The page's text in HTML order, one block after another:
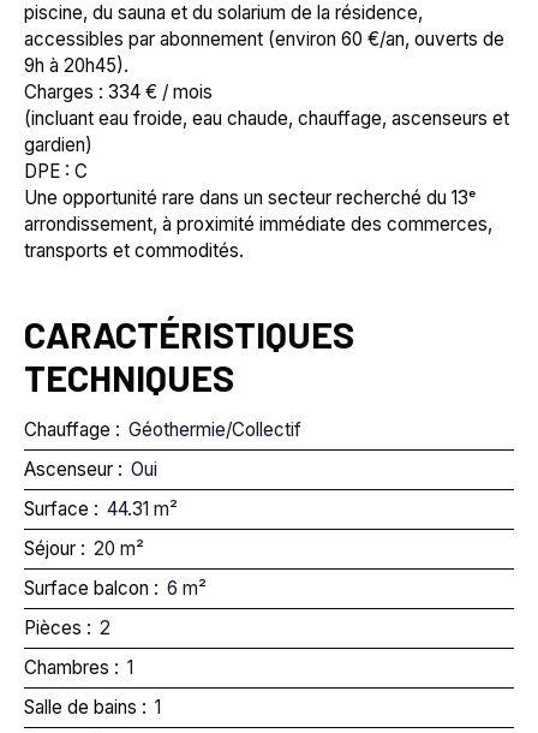
piscine, du sauna et du solarium de la résidence,
accessibles par abonnement (environ 60 €/an, ouverts de
9h à 20h45).
Charges : 334 € / mois
(incluant eau froide, eau chaude, chauffage, ascenseurs et
gardien)
DPE : C
Une opportunité rare dans un secteur recherché du 13ᵉ
arrondissement, à proximité immédiate des commerces,
transports et commodités.
CARACTÉRISTIQUES
TECHNIQUES
Chauffage : Géothermie/Collectif
Ascenseur : Oui
Surface : 44.31 m²
Séjour : 20 m²
Surface balcon : 6 m²
Pièces : 2
Chambres : 1
Salle de bains : 1